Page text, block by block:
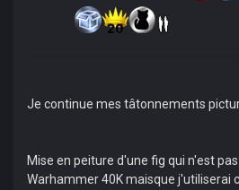
Je continue mes tâtonnements
Mise en peiture d'une fig qui n'est
Warhammer 40K maisque j'utiliserai